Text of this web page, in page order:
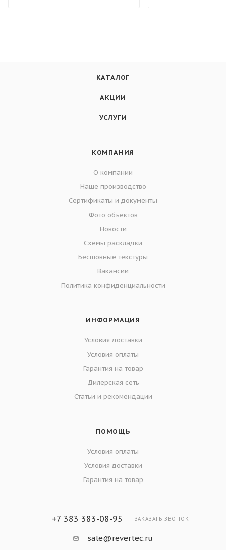
КАТАЛОГ
АКЦИИ
УСЛУГИ
КОМПАНИЯ
О компании
Наше производство
Сертификаты и документы
Фото объектов
Новости
Схемы раскладки
Бесшовные текстуры
Вакансии
Политика конфиденциальности
ИНФОРМАЦИЯ
Условия доставки
Условия оплаты
Гарантия на товар
Дилерская сеть
Статьи и рекомендации
ПОМОЩЬ
Условия оплаты
Условия доставки
Гарантия на товар
+7 383 383-08-95 ЗАКАЗАТЬ ЗВОНОК
sale@revertec.ru